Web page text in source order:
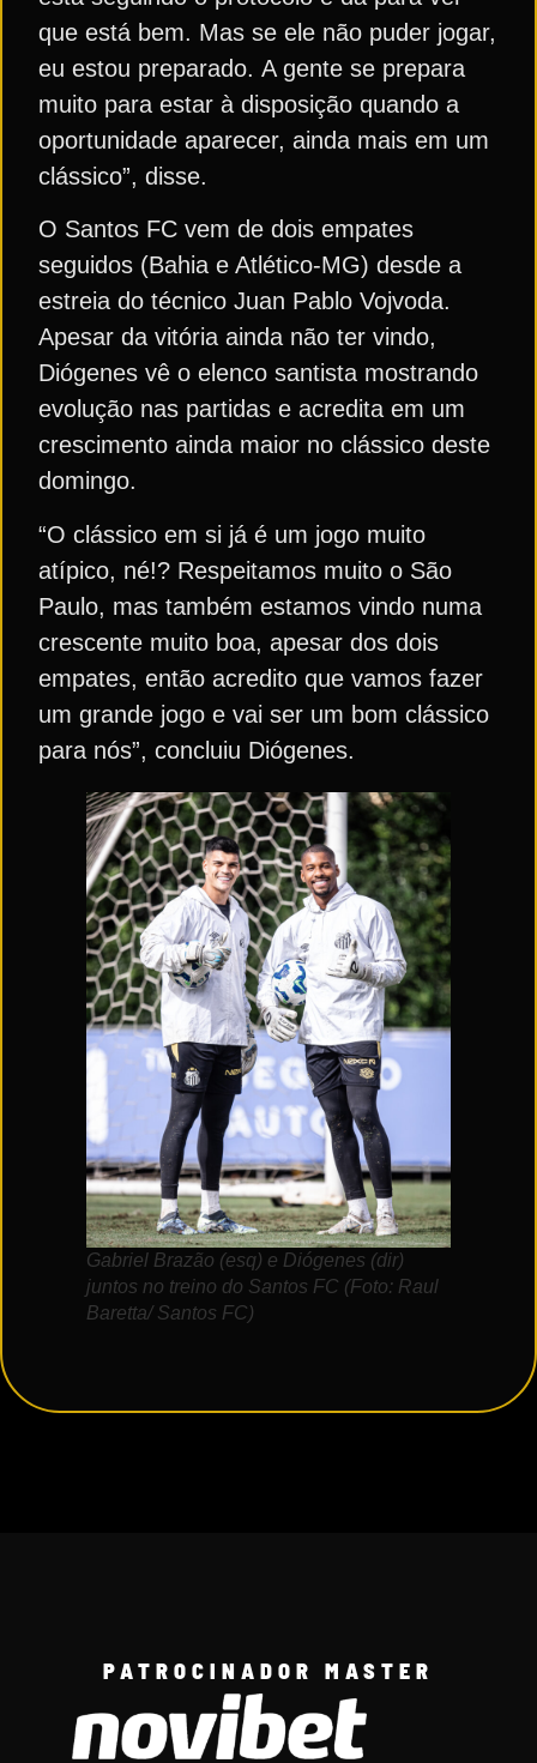
que está bem. Mas se ele não puder jogar,
eu estou preparado. A gente se prepara
muito para estar à disposição quando a
oportunidade aparecer, ainda mais em um
clássico”, disse.
O Santos FC vem de dois empates
seguidos (Bahia e Atlético-MG) desde a
estreia do técnico Juan Pablo Vojvoda.
Apesar da vitória ainda não ter vindo,
Diógenes vê o elenco santista mostrando
evolução nas partidas e acredita em um
crescimento ainda maior no clássico deste
domingo.
“O clássico em si já é um jogo muito
atípico, né!? Respeitamos muito o São
Paulo, mas também estamos vindo numa
crescente muito boa, apesar dos dois
empates, então acredito que vamos fazer
um grande jogo e vai ser um bom clássico
para nós”, concluiu Diógenes.
Gabriel Brazão (esq) e Diógenes (dir)
juntos no treino do Santos FC (Foto: Raul
Baretta/ Santos FC)
PATROCINADOR MASTER